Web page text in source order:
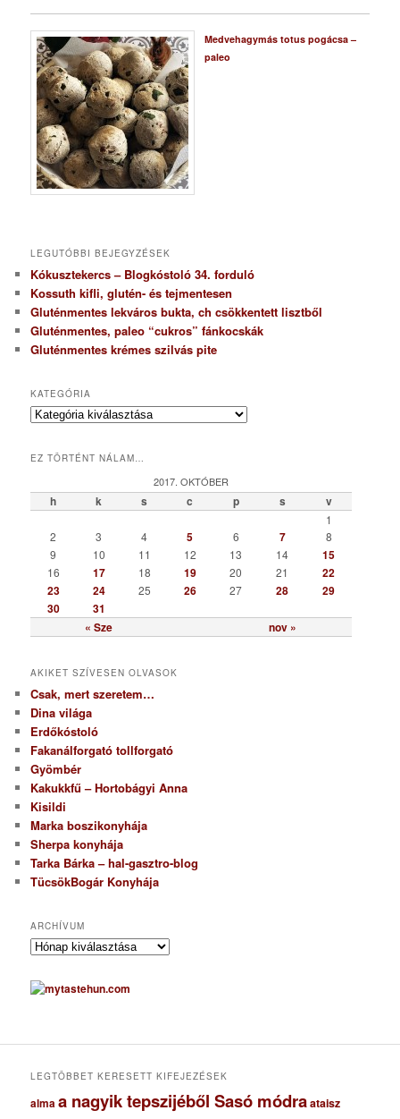
Medvehagymás totus pogácsa –
paleo
LEGUTÓBBI BEJEGYZÉSEK
Kókusztekercs – Blogkóstoló 34. forduló
Kossuth kifli, glutén- és tejmentesen
Gluténmentes lekváros bukta, ch csökkentett lisztből
Gluténmentes, paleo “cukros” fánkocskák
Gluténmentes krémes szilvás pite
KATEGÓRIA
K
e
r
EZ TÖRTÉNT NÁLAM…
2017. OKTÓBER
h k s c p s v
« Sze nov »
1
2
3 4 5 6 7
8
9
10 11 12 13 14 15
16 17 18 19 20 21
22
23
24 25 26 27 28
29
30
31
AKIKET SZÍVESEN OLVASOK
Csak, mert szeretem…
Dina világa
Erdőkóstoló
Fakanálforgató tollforgató
Gyömbér
Kakukkfű – Hortobágyi Anna
Kisildi
Marka boszikonyhája
Sherpa konyhája
Tarka Bárka – hal-gasztro-blog
TücsökBogár Konyhája
ARCHÍVUM
A
c
h
u
LEGTÖBBET KERESETT KIFEJEZÉSEK
almaa nagyik tepszijéből Sasó módraataisz